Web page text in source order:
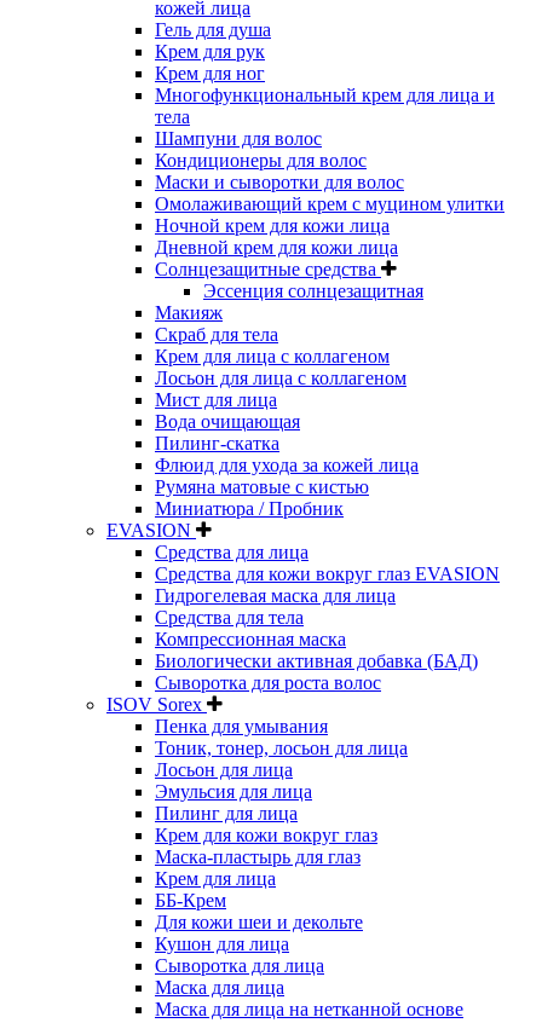
кожей лица
Гель для душа
Крем для рук
Крем для ног
Многофункциональный крем для лица и
тела
Шампуни для волос
Кондиционеры для волос
Маски и сыворотки для волос
Омолаживающий крем с муцином улитки
Ночной крем для кожи лица
Дневной крем для кожи лица
Солнцезащитные средства
Эссенция солнцезащитная
Макияж
Скраб для тела
Крем для лица с коллагеном
Лосьон для лица с коллагеном
Мист для лица
Вода очищающая
Пилинг-скатка
Флюид для ухода за кожей лица
Румяна матовые с кистью
Миниатюра / Пробник
EVASION
Средства для лица
Средства для кожи вокруг глаз EVASION
Гидрогелевая маска для лица
Средства для тела
Компрессионная маска
Биологически активная добавка (БАД)
Сыворотка для роста волос
ISOV Sorex
Пенка для умывания
Тоник, тонер, лосьон для лица
Лосьон для лица
Эмульсия для лица
Пилинг для лица
Крем для кожи вокруг глаз
Маска-пластырь для глаз
Крем для лица
ББ-Крем
Для кожи шеи и декольте
Кушон для лица
Сыворотка для лица
Маска для лица
Маска для лица на нетканной основе